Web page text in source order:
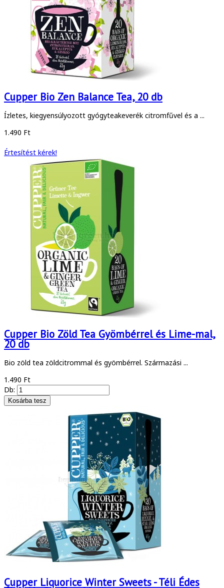
Cupper Bio Zen Balance Tea, 20 db
Ízletes, kiegyensúlyozott gyógyteakeverék citromfűvel és a ...
1.490 Ft
Értesítést kérek!
Cupper Bio Zöld Tea Gyömbérrel és Lime-mal,
20 db
Bio zöld tea zöldcitrommal és gyömbérrel. Származási ...
1.490 Ft
Db:
Cupper Liquorice Winter Sweets - Téli Édes